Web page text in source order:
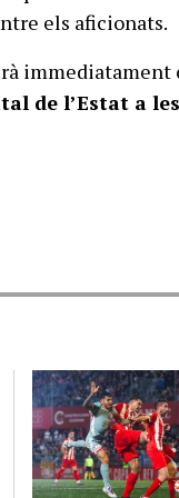
els aficionats.
immediatament
de l’Estat a